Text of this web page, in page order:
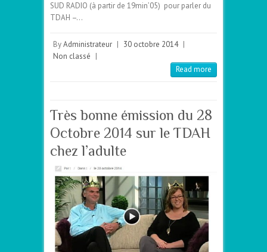
SUD RADIO (à partir de 19min’05) pour parler du
TDAH –…
ByAdministrateur | 30 octobre 2014 |
Non classé |
Read more
Très bonne émission du 28
Octobre 2014 sur le TDAH
chez l’adulte